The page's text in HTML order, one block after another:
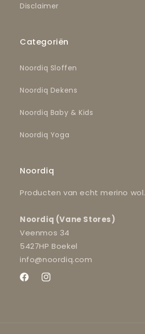
Disclaimer
Categoriën
Noordiq Sloffen
Noordiq Dekens
Noordiq Baby & Kids
Noordiq Yoga
Noordiq
Producten van echt merino wol.
Noordiq (Vane Stores)
Veenmos 34
5427HP Boekel
info@noordiq.com
FacebookInstagram